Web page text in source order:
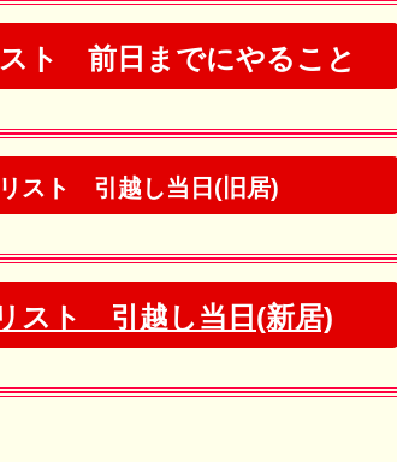
ト 前日までにやること
スト 引越し当日(旧居)
スト 引越し当日(新居)